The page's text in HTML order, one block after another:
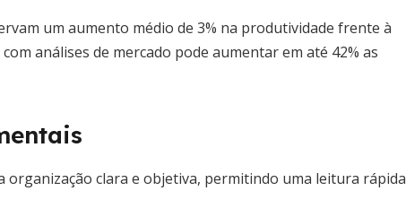
um aumento médio de 3% na produtividade frente à
análises de mercado pode aumentar em até 42% as
clara e objetiva, permitindo uma leitura rápida